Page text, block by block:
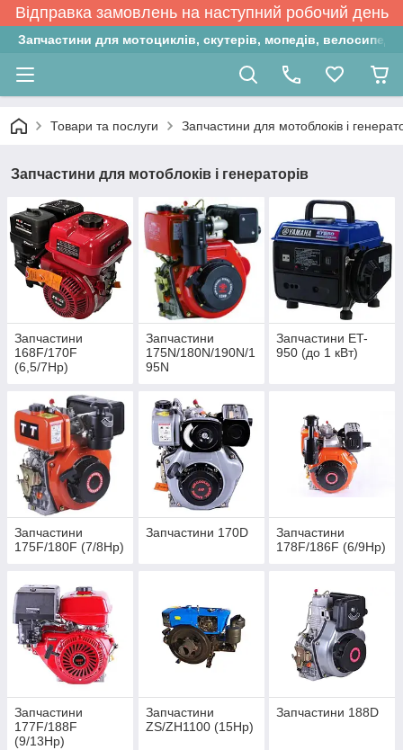
Відправка замовлень на наступний робочий день
Запчастини для мотоциклів, скутерів, мопедів,
Товари та послуги Запчастини для мотоблоків і
Запчастини для мотоблоків і генераторів
Запчастини
168F/170F
(6,5/7Hp)
Запчастини
175N/180N/190N/1
95N
Запчастини ET-
950 (до 1 кВт)
Запчастини
175F/180F (7/8Hp)
Запчастини 170D
Запчастини
178F/186F (6/9Hp)
Запчастини
177F/188F
(9/13Hp)
Запчастини
ZS/ZH1100 (15Hp)
Запчастини 188D